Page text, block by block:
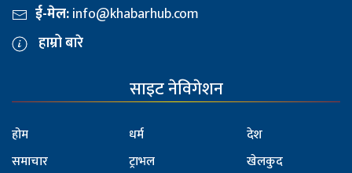
ई-मेल:info@khabarhub.com
हाम्रो बारे
साइट नेविगेशन
होम
समाचार
धर्म
ट्राभल
देश
खेलकुद